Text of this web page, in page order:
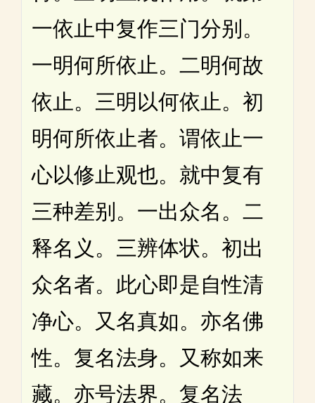
一依止中复作三门分别。
一明何所依止。二明何故
依止。三明以何依止。初
明何所依止者。谓依止一
心以修止观也。就中复有
三种差别。一出众名。二
释名义。三辨体状。初出
众名者。此心即是自性清
净心。又名真如。亦名佛
性。复名法身。又称如来
藏。亦号法界。复名法